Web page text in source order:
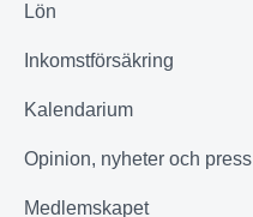
Lön
Inkomstförsäkring
Kalendarium
Opinion, nyheter och press
Medlemskapet